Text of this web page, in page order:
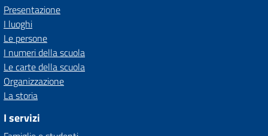
Presentazione
I luoghi
Le persone
I numeri della scuola
Le carte della scuola
Organizzazione
La storia
I servizi